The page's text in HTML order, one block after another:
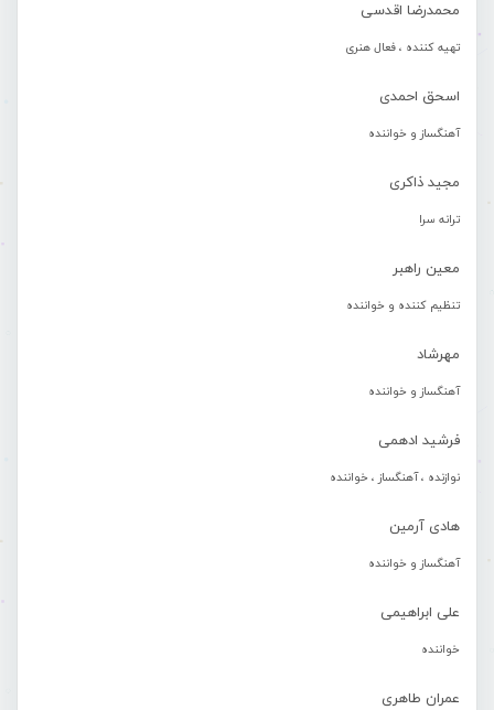
محمدرضا اقدسی
تهیه کننده ، فعال هنری
اسحق احمدی
آهنگساز و خواننده
مجید ذاکری
ترانه سرا
معین راهبر
تنظیم کننده و خواننده
مهرشاد
آهنگساز و خواننده
فرشید ادهمی
نوازنده ، آهنگساز ، خواننده
هادی آرمین
آهنگساز و خواننده
علی ابراهیمی
خواننده
عمران طاهری